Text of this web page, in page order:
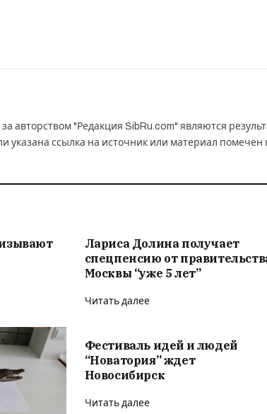
авторством "Редакция SibRu.com" являются
указана ссылка на источник или материал помечен
Лариса Долина получает
спецпенсию от
Москвы “уже 5 лет”
Читать далее
Фестиваль идей и людей
“Новатория” ждет
Новосибирск
Читать далее